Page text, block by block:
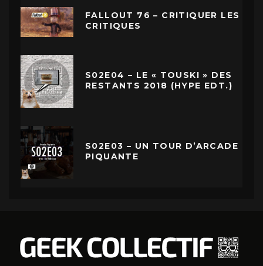
FALLOUT 76 – CRITIQUER LES
CRITIQUES
S02E04 – LE « TOUSKI » DES
RESTANTS 2018 (HYPE EDT.)
S02E03 – UN TOUR D’ARCADE
PIQUANTE